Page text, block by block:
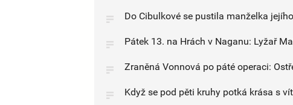
Do Cibulkové se pustila manželka
Pátek 13. na Hrách v Naganu: Lyžař
Zraněná Vonnová po páté operaci:
Když se pod pěti kruhy potká krása s